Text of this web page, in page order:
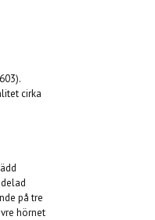
cirka
på tre
hörnet